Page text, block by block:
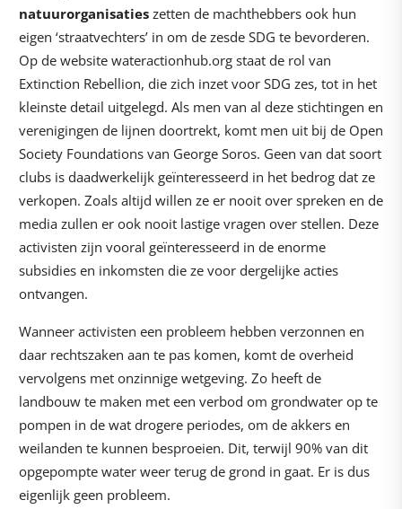
natuurorganisaties zetten de machthebbers ook hun
eigen ‘straatvechters’ in om de zesde SDG te bevorderen.
Op de website wateractionhub.org staat de rol van
Extinction Rebellion, die zich inzet voor SDG zes, tot in het
kleinste detail uitgelegd. Als men van al deze stichtingen en
verenigingen de lijnen doortrekt, komt men uit bij de Open
Society Foundations van George Soros. Geen van dat soort
clubs is daadwerkelijk geïnteresseerd in het bedrog dat ze
verkopen. Zoals altijd willen ze er nooit over spreken en de
media zullen er ook nooit lastige vragen over stellen. Deze
activisten zijn vooral geïnteresseerd in de enorme
subsidies en inkomsten die ze voor dergelijke acties
ontvangen.
Wanneer activisten een probleem hebben verzonnen en
daar rechtszaken aan te pas komen, komt de overheid
vervolgens met onzinnige wetgeving. Zo heeft de
landbouw te maken met een verbod om grondwater op te
pompen in de wat drogere periodes, om de akkers en
weilanden te kunnen besproeien. Dit, terwijl 90% van dit
opgepompte water weer terug de grond in gaat. Er is dus
eigenlijk geen probleem.